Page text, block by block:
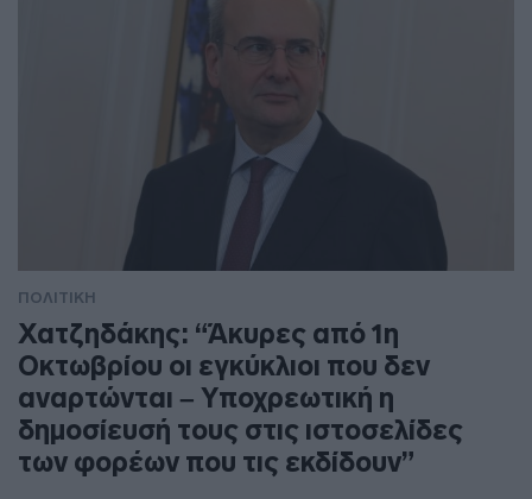
ΠΟΛΙΤΙΚΗ
Χατζηδάκης: “Άκυρες από 1η
Οκτωβρίου οι εγκύκλιοι που δεν
αναρτώνται – Υποχρεωτική η
δημοσίευσή τους στις ιστοσελίδες
των φορέων που τις εκδίδουν”